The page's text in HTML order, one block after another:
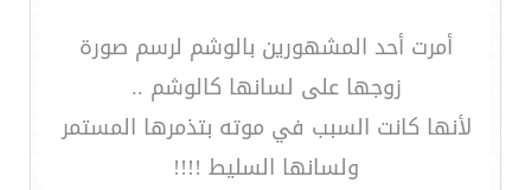
أمرت أحد المشهورين بالوشم لرسم صورة
زوجها على لسانها كالوشم ..
لأنها كانت السبب في موته بتذمرها المستمر
ولسانها السليط !!!!